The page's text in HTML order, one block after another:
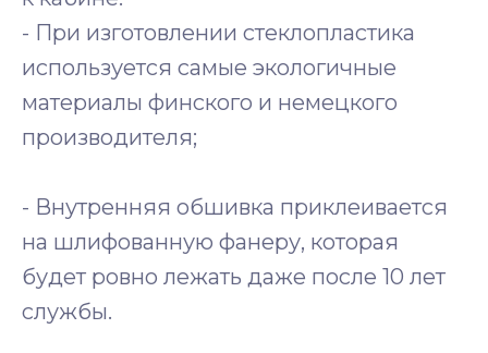
- При изготовлении стеклопластика
используется самые экологичные
материалы финского и немецкого
производителя;
- Внутренняя обшивка приклеивается
на шлифованную фанеру, которая
будет ровно лежать даже после 10 лет
службы.